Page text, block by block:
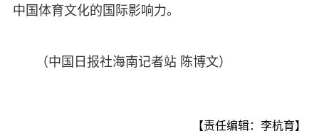
中国体育文化的国际影响力。
（中国日报社海南记者站 陈博文）
【责任编辑：李杭育】